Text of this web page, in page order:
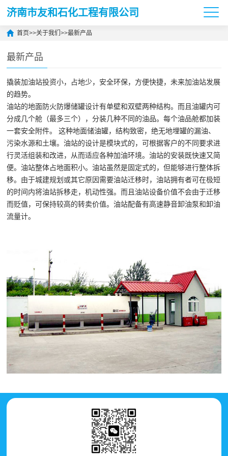
济南市友和石化工程有限公司
首页>>关于我们>>最新产品
最新产品
撬装加油站投资小，占地少，安全环保，方便快捷，未来加油站发展
的趋势。
油站的地面防火防爆储罐设计有单壁和双壁两种结构。而且油罐内可
分成几个舱（最多三个），分装几种不同的油品。每个油品舱都加装
一套安全附件。 这种地面储油罐，结构致密，绝无地埋罐的漏油、
污染水源和土壤。油站的设计是模块式的，可根据客户的不同要求进
行灵活组装和改进，从而适应各种加油环境。油站的安装既快速又简
便。油站整体占地面积小。油站虽然是固定式的，但能够进行整体拆
移。由于城建规划或其它原因需要油站迁移时，油站拥有者可在极短
的时间内将油站拆移走，机动性强。而且油站设备价值不会由于迁移
而贬值，可保持较高的转卖价值。油站配备有高速静音卸油泵和卸油
流量计。